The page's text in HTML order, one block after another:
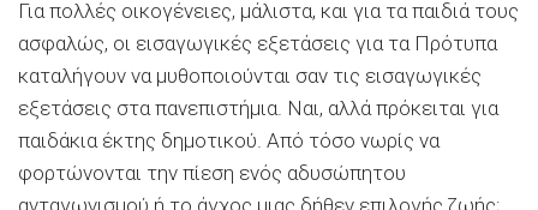
Για πολλές οικογένειες, μάλιστα, και για τα παιδιά τους
ασφαλώς, οι εισαγωγικές εξετάσεις για τα Πρότυπα
καταλήγουν να μυθοποιούνται σαν τις εισαγωγικές
εξετάσεις στα πανεπιστήμια. Ναι, αλλά πρόκειται για
παιδάκια έκτης δημοτικού. Από τόσο νωρίς να
φορτώνονται την πίεση ενός αδυσώπητου
ανταγωνισμού ή το άγχος μιας δήθεν επιλογής ζωής;